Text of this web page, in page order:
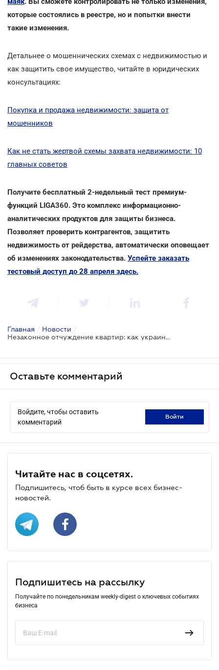
которые состоялись в реестре, но и попытки внести
такие изменения.
Детальнее о мошеннических схемах с недвижимостью и
как защитить свое имущество, читайте в юридических
консультациях:
Покупка и продажа недвижимости: защита от
мошенников
Как не стать жертвой схемы захвата недвижимости: 10
главных советов
Получите бесплатный 2-недельный тест премиум-
функций LIGA360. Это комплекс информационно-
аналитических продуктов для защиты бизнеса.
Позволяет проверить контрагентов, защитить
недвижимость от рейдерства, автоматически оповещает
об изменениях законодательства. Успейте заказать
тестовый доступ до 28 апреля здесь.
Главная / Новости /
Незаконное отчуждение квартир: как украинцы становятся жертвами мошенников
Оставьте комментарий
Войдите, чтобы оставить
комментарий
войти
Читайте нас в соцсетях.
Подпишитесь, чтоб быть в курсе всех бизнес-
новостей.
Подпишитесь на рассылку
Получайте по понедельникам weekly-digest о ключевых событиях
бизнеса